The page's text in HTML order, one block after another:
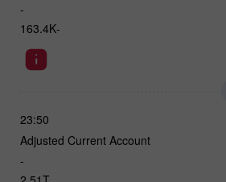
-
-163.4K
23:50
Adjusted Current Account
-